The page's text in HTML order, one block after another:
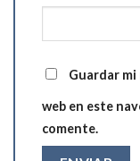
Guardar
web en este
comente.